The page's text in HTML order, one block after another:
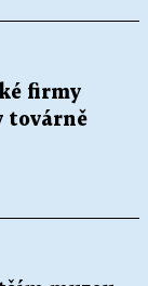
firmy
továrně